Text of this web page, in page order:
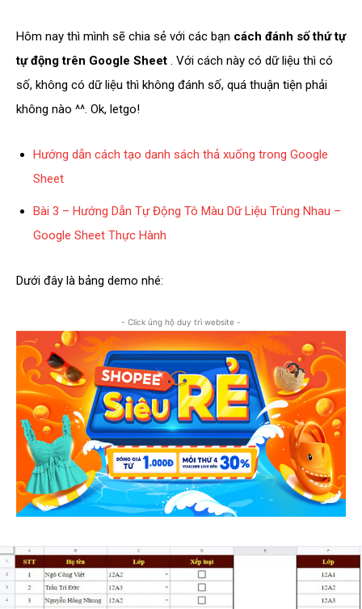
Hôm nay thì mình sẽ chia sẻ với các bạn cách đánh số thứ tự
tự động trên Google Sheet . Với cách này có dữ liệu thì có
số, không có dữ liệu thì không đánh số, quá thuận tiện phải
không nào ^^. Ok, letgo!
Hướng dẫn cách tạo danh sách thả xuống trong Google
Sheet
Bài 3 – Hướng Dẫn Tự Động Tô Màu Dữ Liệu Trùng Nhau –
Google Sheet Thực Hành
Dưới đây là bảng demo nhé:
- Click ủng hộ duy trì website -